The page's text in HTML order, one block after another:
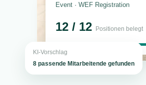
Event · WEF Registration
12 / 12 Positionen belegt
KI-Vorschlag
8 passende Mitarbeitende gefunden